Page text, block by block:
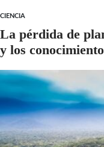
CIENCIA
La pérdida de
y los